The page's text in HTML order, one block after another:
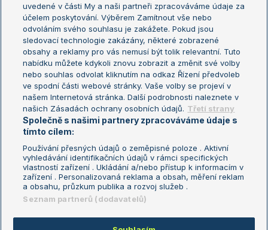
US Open
Turnaj mistrů
Turnaj mistryň
Aktualní trendy
Fotbalové přestupy
Livesport Daily
LS Prague Open
Podmínky užití
Nastavení soukromí
GDPR a žurnalistika
Reklama
Kontakt
Informace o zpracování osobních
údajů
uvedené v části My a naši partneři zpracováváme údaje za
účelem poskytování. Výběrem Zamítnout vše nebo
odvoláním svého souhlasu je zakážete. Pokud jsou
sledovací technologie zakázány, některé zobrazené
obsahy a reklamy pro vás nemusí být tolik relevantní. Tuto
nabídku můžete kdykoli znovu zobrazit a změnit své volby
nebo souhlas odvolat kliknutím na odkaz Řízení předvoleb
ve spodní části webové stránky. Vaše volby se projeví v
našem Internetová stránka. Další podrobnosti naleznete v
našich Zásadách ochrany osobních údajů. Třetí strany
Společně s našimi partnery zpracováváme údaje s
tímto cílem:
Používání přesných údajů o zeměpisné poloze . Aktivní
vyhledávání identifikačních údajů v rámci specifických
vlastností zařízení . Ukládání a/nebo přístup k informacím v
zařízení . Personalizovaná reklama a obsah, měření reklam
a obsahu, průzkum publika a rozvoj služeb .
Seznam partnerů (dodavatelů)